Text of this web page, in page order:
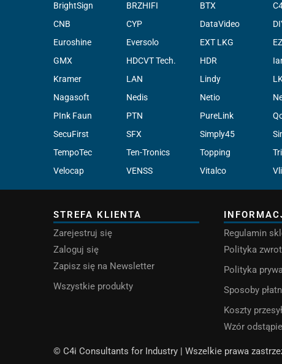
BrightSign
BRZHIFI BTX
CNB
CYP DataVideo
Euroshine
Eversolo EXT LKG
GMX
HDCVT Tech. HDR
Kramer
LAN Lindy
Nagasoft
Nedis Netio
PInk Faun
PTN PureLink
SecuFirst
SFX Simply45
TempoTec
Ten-Tronics Topping
Velocap
VENSS Vitalco
STREFA KLIENTA
Zarejestruj się
Zaloguj się
Zapisz się na Newsletter
Wszystkie produkty
Regulamin
Polityka
Polityka
Sposoby
Koszty
Wzór
© C4i Consultants for Industry | Wszelkie prawa